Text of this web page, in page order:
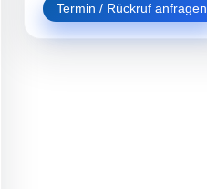
Termin / Rückruf anfragen